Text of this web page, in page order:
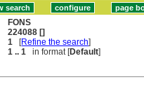
FONS
224088 []
1 [Refine the search]
1 .. 1 in format [Default]